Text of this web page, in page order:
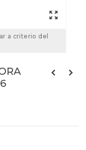
a criterio del